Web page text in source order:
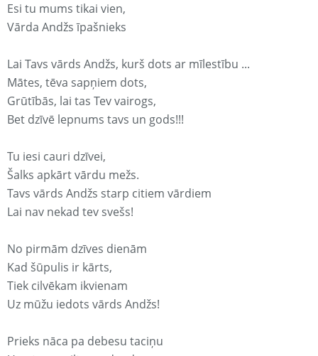
Esi tu mums tikai vien,
Vārda Andžs īpašnieks
Lai Tavs vārds Andžs, kurš dots ar mīlestību ...
Mātes, tēva sapņiem dots,
Grūtībās, lai tas Tev vairogs,
Bet dzīvē lepnums tavs un gods!!!
Tu iesi cauri dzīvei,
Šalks apkārt vārdu mežs.
Tavs vārds Andžs starp citiem vārdiem
Lai nav nekad tev svešs!
No pirmām dzīves dienām
Kad šūpulis ir kārts,
Tiek cilvēkam ikvienam
Uz mūžu iedots vārds Andžs!
Prieks nāca pa debesu taciņu